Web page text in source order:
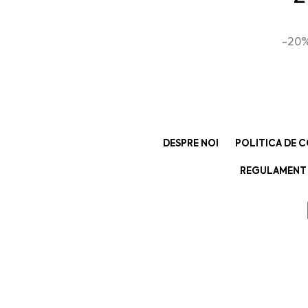
-
DESPRE NOI POLITICA DE